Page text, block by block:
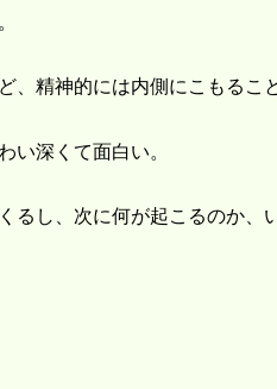
、精神的には内側にこもるこ
い深くて面白い。
るし、次に何が起こるのか、